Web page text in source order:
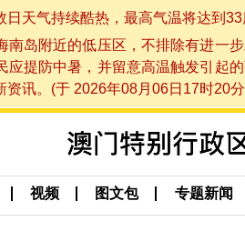
天气持续酷热，最高气温将达到
南岛附近的低压区，不排除有进一
应提防中暑，并留意高温触发引起
讯。(于 2026年08月06日17时20
视频 图文包 专题新闻